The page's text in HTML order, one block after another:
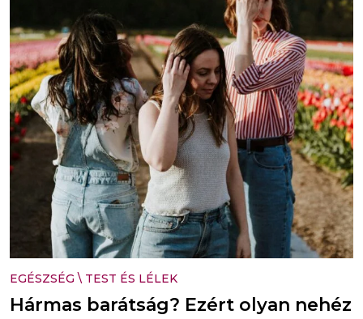
EGÉSZSÉG \ TEST ÉS LÉLEK
Hármas barátság? Ezért olyan nehéz